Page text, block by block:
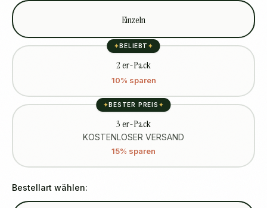
Einzeln
✦BELIEBT ✦
2 er-Pack
10% sparen
✦BESTER PREIS ✦
3 er-Pack
KOSTENLOSER VERSAND
15% sparen
Bestellart wählen: